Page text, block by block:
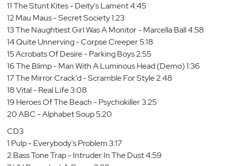
11 The Stunt Kites - Deity's Lament 4:45
12 Mau Maus - Secret Society 1:23
13 The Naughtiest Girl Was A Monitor - Marcella Ball 4:58
14 Quite Unnerving - Corpse Creeper 5:18
15 Acrobats Of Desire - Parking Boys 2:55
16 The Blimp - Man With A Luminous Head (Demo) 1:36
17 The Mirror Crack'd - Scramble For Style 2:48
18 Vital - Real Life 3:08
19 Heroes Of The Beach - Psychokiller 3:25
20 ABC - Alphabet Soup 5:20
CD3
1 Pulp - Everybody's Problem 3:17
2 Bass Tone Trap - Intruder In The Dust 4:59